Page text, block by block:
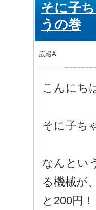
そに子
うの巻
広報A
こんにち
そに子ち
なんとい
る機械が
と200円